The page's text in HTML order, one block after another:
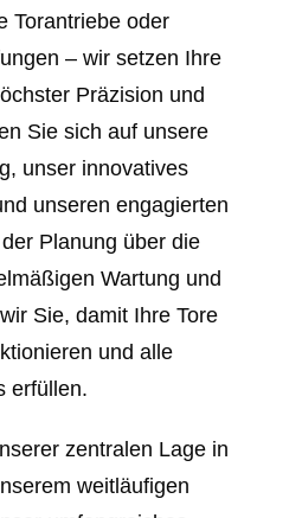
Torantriebe oder
– wir setzen Ihre
Präzision und
Sie sich auf unsere
unser innovatives
unseren engagierten
Planung über die
Wartung und
Sie, damit Ihre Tore
und alle
erfüllen.
zentralen Lage in
weitläufigen